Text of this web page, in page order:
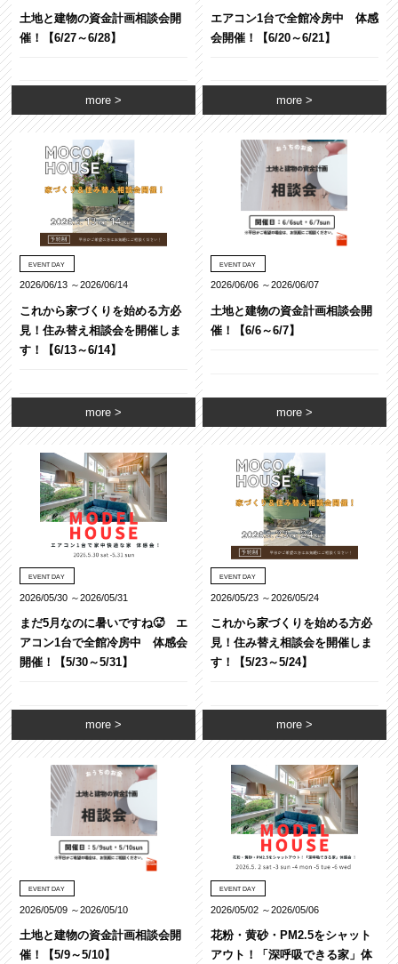
土地と建物の資金計画相談会開
催！【6/27～6/28】
more
エアコン1台で全館冷房中 体感
会開催！【6/20～6/21】
more
EVENT DAY
2026/06/13 ～2026/06/14
これから家づくりを始める方必
見！住み替え相談会を開催しま
す！【6/13～6/14】
more
EVENT DAY
2026/06/06 ～2026/06/07
土地と建物の資金計画相談会開
催！【6/6～6/7】
more
EVENT DAY
2026/05/30 ～2026/05/31
まだ5月なのに暑いですね🥵 エ
アコン1台で全館冷房中 体感会
開催！【5/30～5/31】
more
EVENT DAY
2026/05/23 ～2026/05/24
これから家づくりを始める方必
見！住み替え相談会を開催しま
す！【5/23～5/24】
more
EVENT DAY
2026/05/09 ～2026/05/10
土地と建物の資金計画相談会開
催！【5/9～5/10】
EVENT DAY
2026/05/02 ～2026/05/06
花粉・黄砂・PM2.5をシャット
アウト！「深呼吸できる家」体